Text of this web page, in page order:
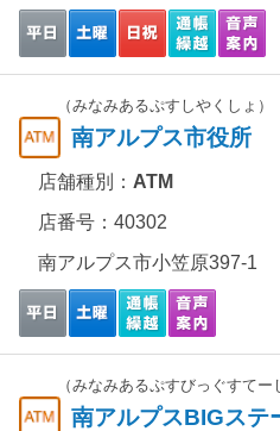
（みなみあるぷすしやくしょ）
南アルプス市役所
店舗種別： ATM
店番号：40302
南アルプス市小笠原397-1
（みなみあるぷすびっぐすてー
南アルプスBIGステ